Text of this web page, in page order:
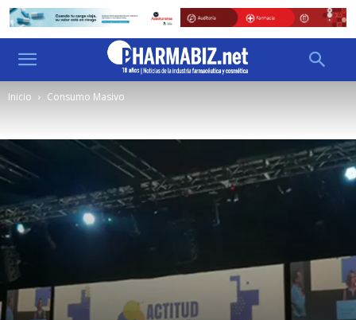
Inicio Consumo Masivo